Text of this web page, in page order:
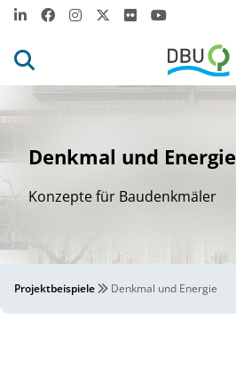
Denkmal und Energie
Konzepte für Baudenkmäler
Projektbeispiele Denkmal und Energie